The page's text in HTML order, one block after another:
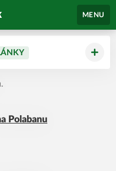
MENU
Polabanu